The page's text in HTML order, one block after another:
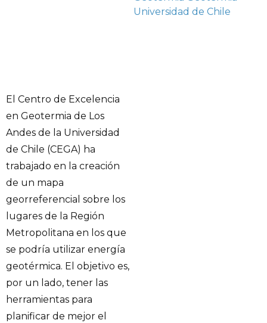
El Centro de Excelencia
en Geotermia de Los
Andes de la Universidad
de Chile (CEGA) ha
trabajado en la creación
de un mapa
georreferencial sobre los
lugares de la Región
Metropolitana en los que
se podría utilizar energía
geotérmica. El objetivo es,
por un lado, tener las
herramientas para
planificar de mejor el
Universidad de Chile